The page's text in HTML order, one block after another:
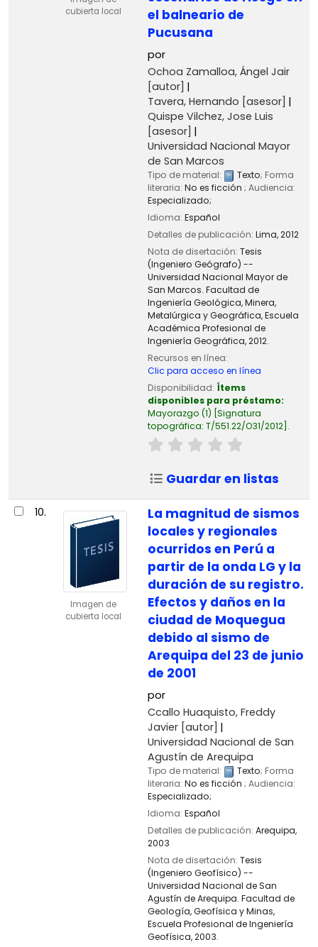
cubierta local
el balneario de
Pucusana
por
Ochoa Zamalloa, Ángel Jair
[autor]
Tavera, Hernando [asesor]
Quispe Vilchez, Jose Luis
[asesor]
Universidad Nacional Mayor
de San Marcos
Tipo de material: Texto; Forma
literaria: No es ficción ; Audiencia:
Especializado;
Idioma: Español
Detalles de publicación: Lima,2012
Nota de disertación: Tesis
(Ingeniero Geógrafo) --
Universidad Nacional Mayor de
San Marcos. Facultad de
Ingeniería Geológica, Minera,
Metalúrgica y Geográfica, Escuela
Académica Profesional de
Ingeniería Geográfica, 2012.
Recursos en línea:
Clic para acceso en línea
Disponibilidad: Ítems
disponibles para préstamo:
Mayorazgo (1) Signatura
topográfica: T/551.22/O31/2012 .
Guardar en listas
10.
Imagen de
cubierta local
La magnitud de sismos
locales y regionales
ocurridos en Perú a
partir de la onda LG y la
duración de su registro.
Efectos y daños en la
ciudad de Moquegua
debido al sismo de
Arequipa del 23 de junio
de 2001
por
Ccallo Huaquisto, Freddy
Javier[autor]
Universidad Nacional de San
Agustín de Arequipa
Tipo de material: Texto; Forma
literaria: No es ficción ; Audiencia:
Especializado;
Idioma: Español
Detalles de publicación: Arequipa,
2003
Nota de disertación: Tesis
(Ingeniero Geofísico) --
Universidad Nacional de San
Agustín de Arequipa. Facultad de
Geología, Geofísica y Minas,
Escuela Profesional de Ingeniería
Geofísica, 2003.